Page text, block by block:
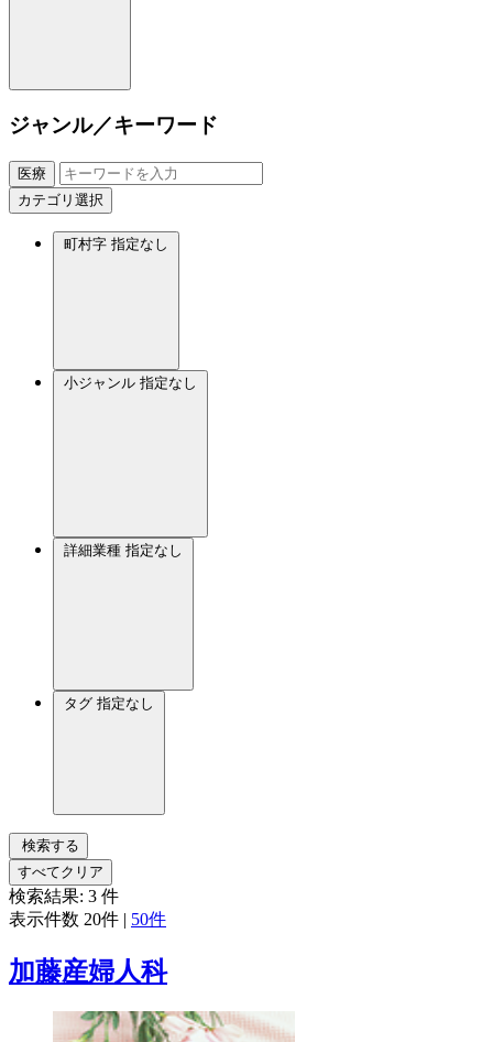
ジャンル／キーワード
医療
カテゴリ選択
町村字 指定なし
小ジャンル 指定なし
詳細業種 指定なし
タグ 指定なし
検索する
すべてクリア
検索結果: 3 件
表示件数 20件 | 50件
加藤産婦人科